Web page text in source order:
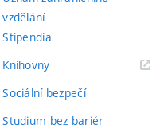
vzdělání
Stipendia
Knihovny(externí
Sociální bezpečí
Studium bez bariér